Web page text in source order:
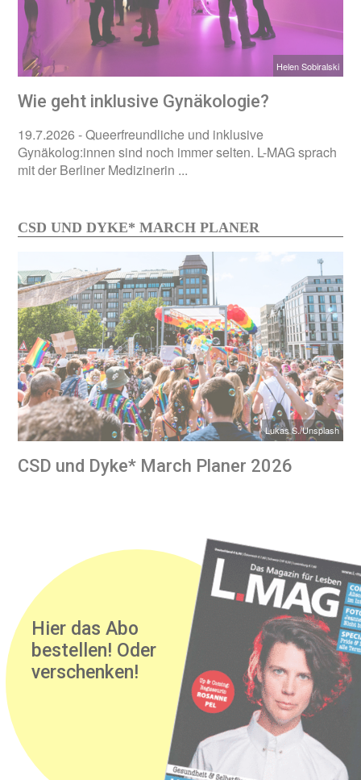
Helen Sobiralski
Wie geht inklusive Gynäkologie?
19.7.2026 - Queerfreundliche und inklusive
Gynäkolog:innen sind noch immer selten. L-MAG sprach
mit der Berliner Medizinerin ...
CSD UND DYKE* MARCH PLANER
Lukas S./Unsplash
CSD und Dyke* March Planer 2026
Hier das Abo
bestellen! Oder
verschenken!